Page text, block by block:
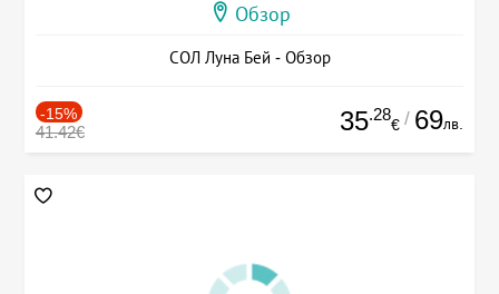
Обзор
СОЛ Луна Бей - Обзор
-15%
41.42€ 35.28
€ / 69лв.